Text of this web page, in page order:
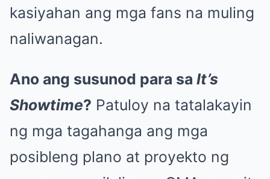
kasiyahan ang mga fans na muling
naliwanagan.
Ano ang susunod para sa It’s
Showtime? Patuloy na tatalakayin
ng mga tagahanga ang mga
posibleng plano at proyekto ng